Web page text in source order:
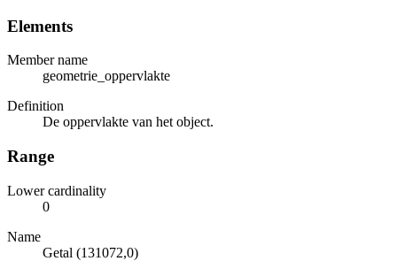
Elements
Member name
geometrie_oppervlakte
Definition
De oppervlakte van het object.
Range
Lower cardinality
0
Name
Getal (131072,0)